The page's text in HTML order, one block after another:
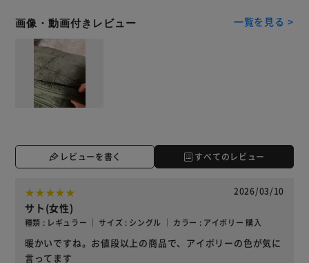
画像・動画付きレビュー 一覧を見る >
レビューを書く すべてのレビュー
2026/03/10
サト(女性)
種類 : レギュラー ｜ サイズ : シングル ｜ カラー : アイボリー 購入
暖かいですね。お値段以上の商品で、アイボリーの色が気に
言ってます